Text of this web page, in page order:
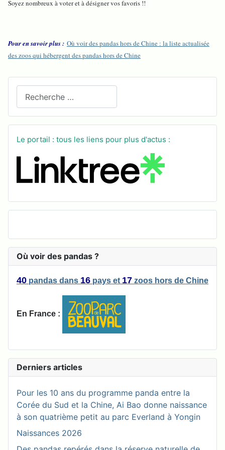
Le portail : tous les liens pour plus d'actus :
Où voir des pandas ?
40 pandas dans 16 pays et 17 zoos hors de Chine
En France :
Derniers articles
Pour les 10 ans du programme panda entre la
Corée du Sud et la Chine, Ai Bao donne naissance
à son quatrième petit au parc Everland à Yongin
Naissances 2026
Soyez nombreux à voter et à désigner vos favoris !!
Pour en savoir plus : Où voir des pandas hors de Chine : la liste actualisée
des zoos qui hébergent des pandas hors de Chine